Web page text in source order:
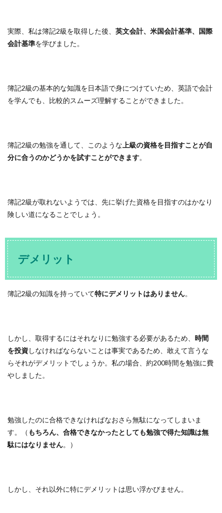
実際、私は簿記2級を取得した後、 英文会計、米国会計基準、国際
会計基準を学びました。
簿記2級の基本的な知識を日本語で身につけていため、英語で会計
を学んでも、比較的スムーズ理解することができました。
簿記2級の勉強を通して、このような 上級の資格を目指すことが自
分に合うのかどうかを試すことができます。
簿記2級が取れないようでは、先に挙げた資格を目指すのはかなり
険しい道になることでしょう。
デメリット
簿記2級の知識を持っていて特にデメリットはありません。
しかし、取得するにはそれなりに勉強する必要があるため、 時間
を投資しなければならないことは事実であるため、敢えて言うな
らそれがデメリットでしょうか。私の場合、約200時間を勉強に費
やしました。
勉強したのに合格できなければなおさら無駄になってしまいま
す。（ もちろん、合格できなかったとしても勉強で得た知識は無
駄にはなりません。）
しかし、それ以外に特にデメリットは思い浮かびません。